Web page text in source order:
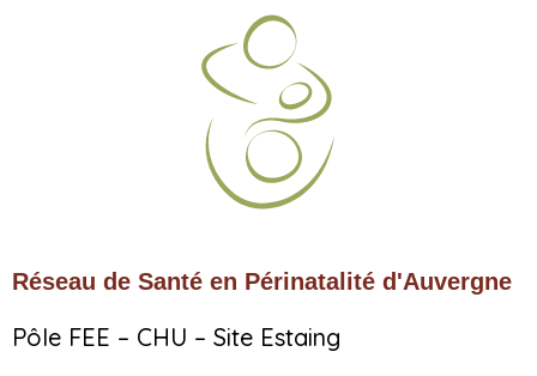
Réseau de Santé en Périnatalité d'Auvergne
Pôle FEE – CHU – Site Estaing